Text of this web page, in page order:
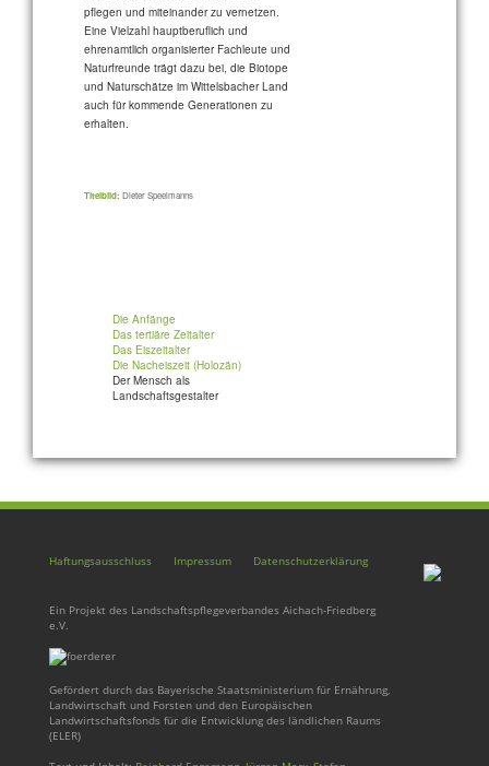
pflegen und miteinander zu vernetzen.
Eine Vielzahl hauptberuflich und
ehrenamtlich organisierter Fachleute und
Naturfreunde trägt dazu bei, die Biotope
und Naturschätze im Wittelsbacher Land
auch für kommende Generationen zu
erhalten.
Titelbild: Dieter Speelmanns
Die Anfänge
Das tertiäre Zeitalter
Das Eiszeitalter
Die Nacheiszeit (Holozän)
Der Mensch als
Landschaftsgestalter
Haftungsausschluss Impressum Datenschutzerklärung
Ein Projekt des Landschaftspflegeverbandes Aichach-Friedberg
e.V.
Gefördert durch das Bayerische Staatsministerium für Ernährung,
Landwirtschaft und Forsten und den Europäischen
Landwirtschaftsfonds für die Entwicklung des ländlichen Raums
(ELER)